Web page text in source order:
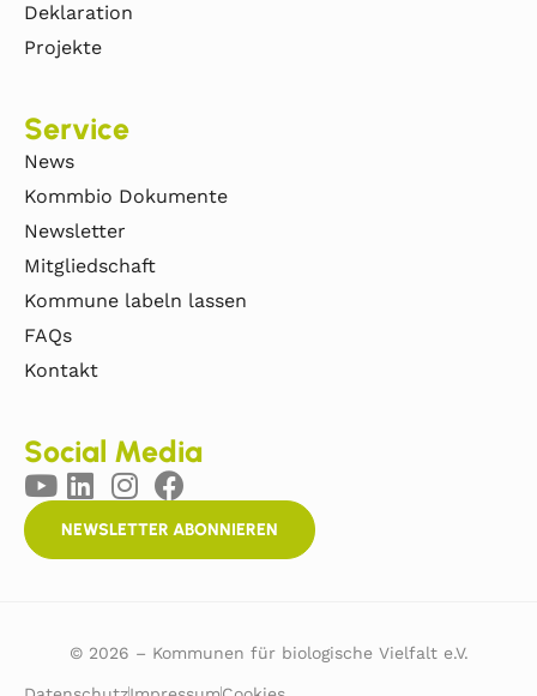
Deklaration
Projekte
Service
News
Kommbio Dokumente
Newsletter
Mitgliedschaft
Kommune labeln lassen
FAQs
Kontakt
Social Media
NEWSLETTER ABONNIEREN
© 2026 – Kommunen für biologische Vielfalt e.V.